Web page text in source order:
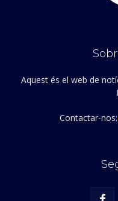
Aquest és el web de
Contactar-nos: